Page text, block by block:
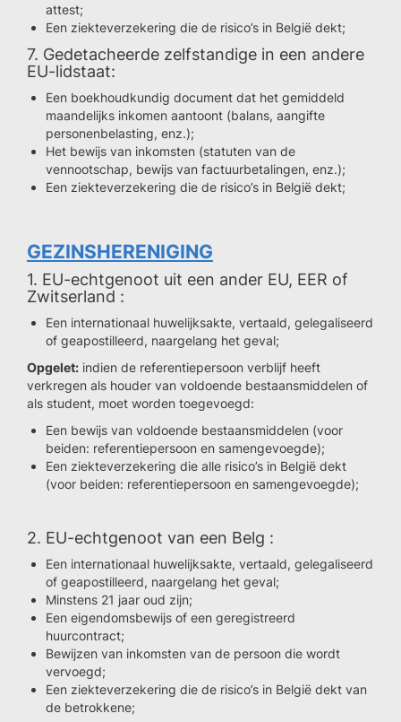
attest;
Een ziekteverzekering die de risico’s in België dekt;
7. Gedetacheerde zelfstandige in een andere
EU-lidstaat:
Een boekhoudkundig document dat het gemiddeld
maandelijks inkomen aantoont (balans, aangifte
personenbelasting, enz.);
Het bewijs van inkomsten (statuten van de
vennootschap, bewijs van factuurbetalingen, enz.);
Een ziekteverzekering die de risico’s in België dekt;
GEZINSHERENIGING
1. EU-echtgenoot uit een ander EU, EER of
Zwitserland :
Een internationaal huwelijksakte, vertaald, gelegaliseerd
of geapostilleerd, naargelang het geval;
Opgelet: indien de referentiepersoon verblijf heeft
verkregen als houder van voldoende bestaansmiddelen of
als student, moet worden toegevoegd:
Een bewijs van voldoende bestaansmiddelen (voor
beiden: referentiepersoon en samengevoegde);
Een ziekteverzekering die alle risico’s in België dekt
(voor beiden: referentiepersoon en samengevoegde);
2. EU-echtgenoot van een Belg :
Een internationaal huwelijksakte, vertaald, gelegaliseerd
of geapostilleerd, naargelang het geval;
Minstens 21 jaar oud zijn;
Een eigendomsbewijs of een geregistreerd
huurcontract;
Bewijzen van inkomsten van de persoon die wordt
vervoegd;
Een ziekteverzekering die de risico’s in België dekt van
de betrokkene;